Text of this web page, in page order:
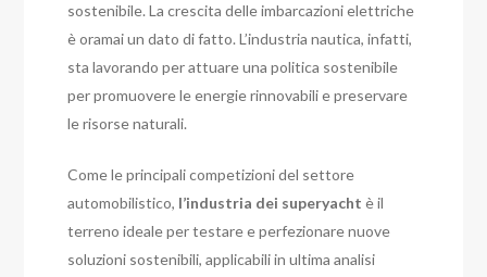
sostenibile. La crescita delle imbarcazioni elettriche
è oramai un dato di fatto. L’industria nautica, infatti,
sta lavorando per attuare una politica sostenibile
per promuovere le energie rinnovabili e preservare
le risorse naturali.
Come le principali competizioni del settore
automobilistico, l’industria dei superyacht è il
terreno ideale per testare e perfezionare nuove
soluzioni sostenibili, applicabili in ultima analisi